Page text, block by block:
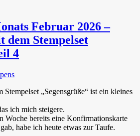
Februar 2026 –
dem Stempelset
4
„Segensgrüße“ ist ein kleines
ich mich steigere.
Woche bereits eine Konfirmationskarte
habe ich heute etwas zur Taufe.